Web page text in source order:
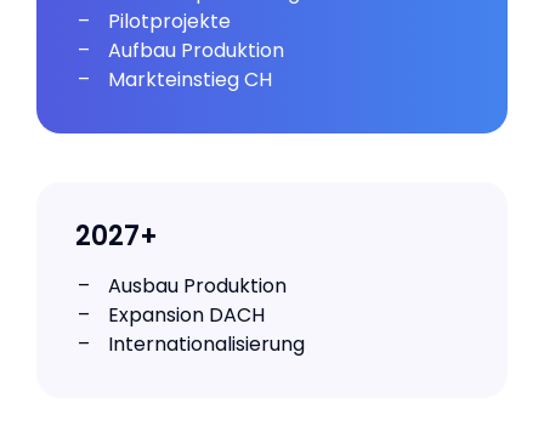
Pilotprojekte
Aufbau Produktion
Markteinstieg CH
2027+
Ausbau Produktion
Expansion DACH
Internatio­nalisierung